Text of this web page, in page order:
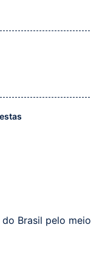
Brasil pelo meio